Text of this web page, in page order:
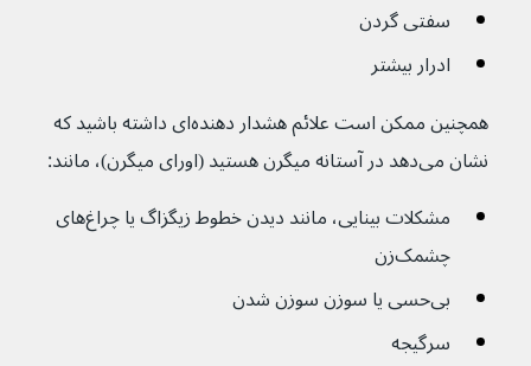
سفتی گردن
ادرار بیشتر
همچنین ممکن است علائم هشدار دهنده‌ای داشته باشید که
نشان می‌دهد در آستانه میگرن هستید (اورای میگرن)، مانند:
مشکلات بینایی، مانند دیدن خطوط زیگزاگ یا چراغ‌های
چشمک‌زن
بی‌حسی یا سوزن سوزن شدن
سرگیجه